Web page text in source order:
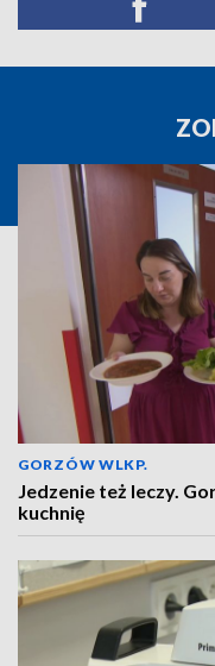
GORZÓW WLKP.
Jedzenie też leczy.
kuchnię